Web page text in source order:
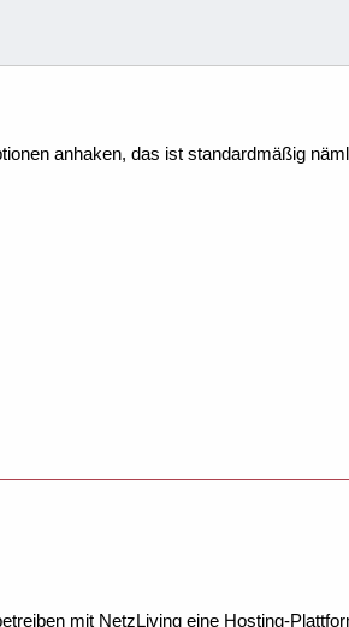
anhaken, das ist standardmäßig
mit NetzLiving eine Hosting-